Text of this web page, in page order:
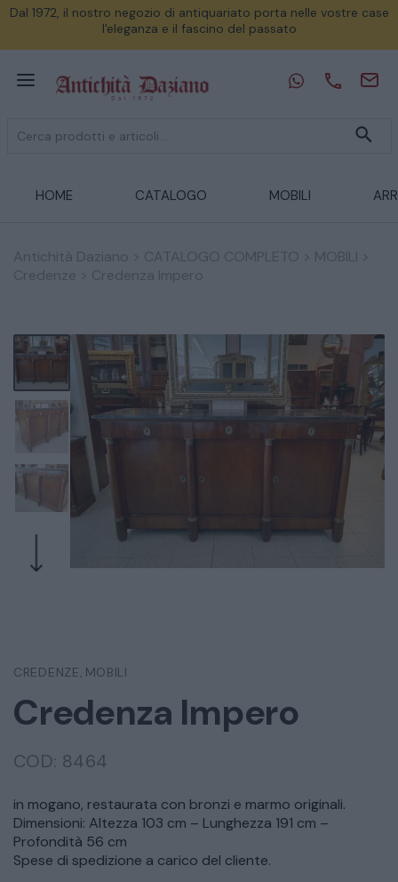
Dal 1972, il nostro negozio di antiquariato porta nelle vostre case
l'eleganza e il fascino del passato
HOME CATALOGO MOBILI
Antichità Daziano CATALOGO COMPLETO MOBILI
Credenze
Credenza Impero
CREDENZE MOBILI
Credenza Impero
COD: 8464
in mogano, restaurata con bronzi e marmo originali.
Dimensioni: Altezza 103 cm – Lunghezza 191 cm –
Profondità 56 cm
Spese di spedizione a carico del cliente.